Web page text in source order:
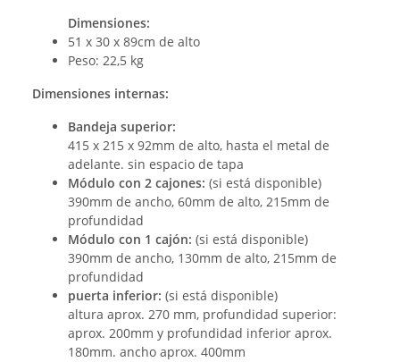
Dimensiones:
51 x 30 x 89cm de alto
Peso: 22,5 kg
Dimensiones internas:
Bandeja superior:
415 x 215 x 92mm de alto, hasta el metal de
adelante. sin espacio de tapa
Módulo con 2 cajones: (si está disponible)
390mm de ancho, 60mm de alto, 215mm de
profundidad
Módulo con 1 cajón: (si está disponible)
390mm de ancho, 130mm de alto, 215mm de
profundidad
puerta inferior: (si está disponible)
altura aprox. 270 mm, profundidad superior:
aprox. 200mm y profundidad inferior aprox.
180mm. ancho aprox. 400mm